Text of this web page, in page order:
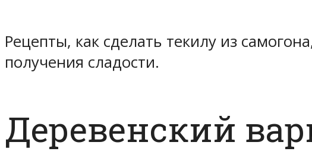
Рецепты, как сделать текилу из
получения сладости.
Деревенский